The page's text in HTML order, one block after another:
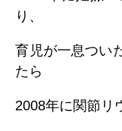
り、
育児が一息つい
たら
2008年に関節リ